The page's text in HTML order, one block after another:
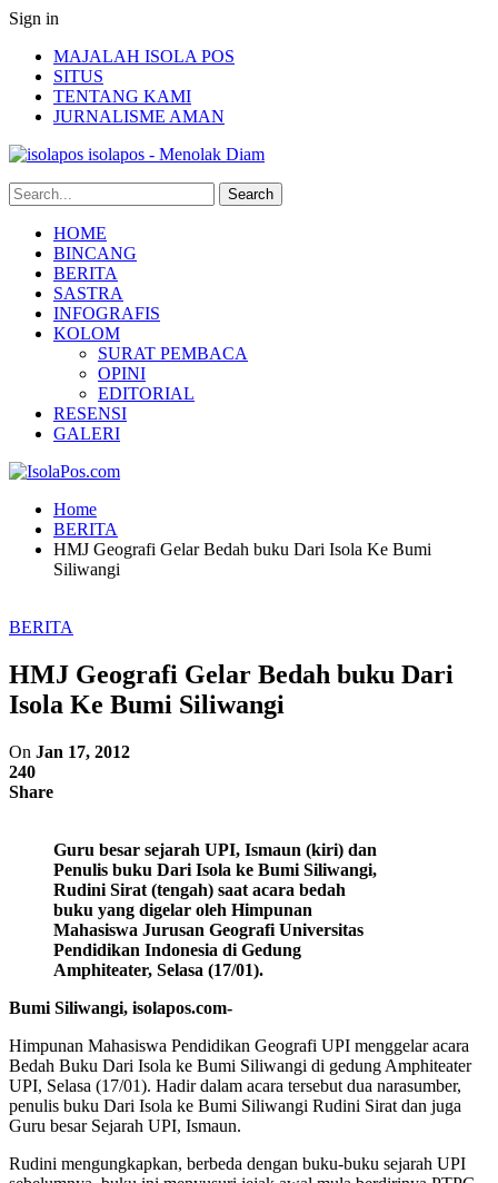
Sign in
MAJALAH ISOLA POS
SITUS
TENTANG KAMI
JURNALISME AMAN
isolapos - Menolak Diam
HOME
BINCANG
BERITA
SASTRA
INFOGRAFIS
KOLOM
SURAT PEMBACA
OPINI
EDITORIAL
RESENSI
GALERI
Home
BERITA
HMJ Geografi Gelar Bedah buku Dari Isola Ke Bumi
Siliwangi
BERITA
HMJ Geografi Gelar Bedah buku Dari
Isola Ke Bumi Siliwangi
On Jan 17, 2012
240
Share
Guru besar sejarah UPI, Ismaun (kiri) dan
Penulis buku Dari Isola ke Bumi Siliwangi,
Rudini Sirat (tengah) saat acara bedah
buku yang digelar oleh Himpunan
Mahasiswa Jurusan Geografi Universitas
Pendidikan Indonesia di Gedung
Amphiteater, Selasa (17/01).
Bumi Siliwangi, isolapos.com-
Himpunan Mahasiswa Pendidikan Geografi UPI menggelar acara
Bedah Buku Dari Isola ke Bumi Siliwangi di gedung Amphiteater
UPI, Selasa (17/01). Hadir dalam acara tersebut dua narasumber,
penulis buku Dari Isola ke Bumi Siliwangi Rudini Sirat dan juga
Guru besar Sejarah UPI, Ismaun.
Rudini mengungkapkan, berbeda dengan buku-buku sejarah UPI